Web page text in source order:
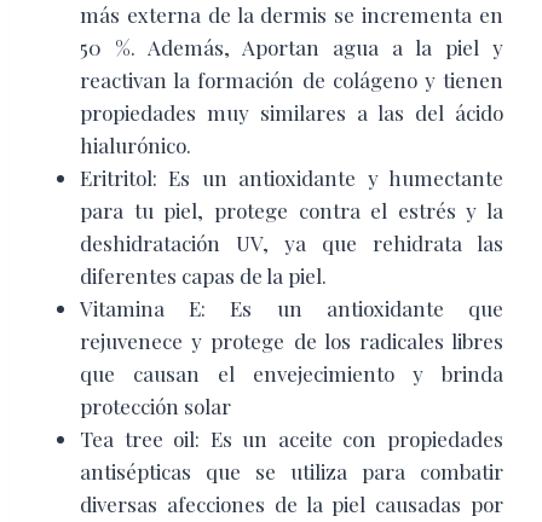
más externa de la dermis se incrementa en
50 %. Además, Aportan agua a la piel y
reactivan la formación de colágeno y tienen
propiedades muy similares a las del ácido
hialurónico.
Eritritol: Es un antioxidante y humectante
para tu piel, protege contra el estrés y la
deshidratación UV, ya que rehidrata las
diferentes capas de la piel.
Vitamina E: Es un antioxidante que
rejuvenece y protege de los radicales libres
que causan el envejecimiento y brinda
protección solar
Tea tree oil: Es un aceite con propiedades
antisépticas que se utiliza para combatir
diversas afecciones de la piel causadas por